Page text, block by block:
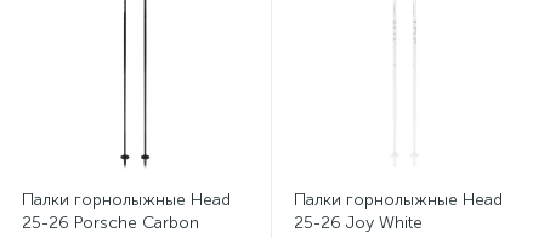
Палки горнолыжные Head
25-26 Porsche Carbon
Палки горнолыжные Head
25-26 Joy White